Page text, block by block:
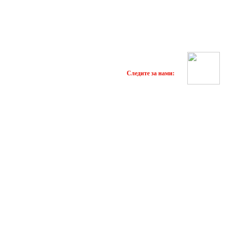
Следите за нами: